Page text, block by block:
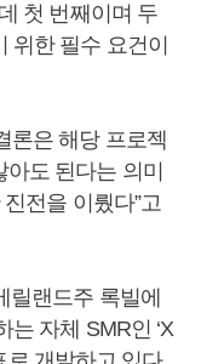
첫 번째이며 두
위한 필수 요건이
론은 해당 프로젝
도 된다는 의미
전을 이뤘다”고
릴랜드주 록빌에
자체 SMR인 ‘X